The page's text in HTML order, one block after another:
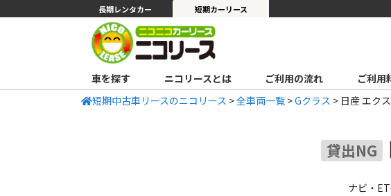
長期レンタカー 短期カーリース
車を探す ニコリースとは ご利用の流れ ご利用
短期中古車リースのニコリース >全車両一覧 >Gクラス > 日産 エク
貸出NG
ナビ・